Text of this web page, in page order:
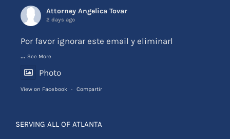
Attorney Angelica Tovar
2 days ago
Por favor ignorar este email y eliminarl
... See More
Photo
View on Facebook · Compartir
SERVING ALL OF ATLANTA